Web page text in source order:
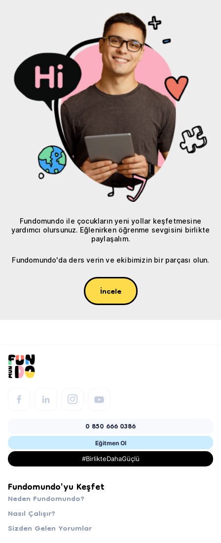
Fundomundo ile çocukların yeni yollar keşfetmesine
yardımcı olursunuz. Eğlenirken öğrenme sevgisini birlikte
paylaşalım.
Fundomundo'da ders verin ve ekibimizin bir parçası olun.
İncele
0 850 666 0386
Eğitmen Ol
#BirlikteDahaGüçlü
Fundomundo'yu Keşfet
Neden Fundomundo?
Nasıl Çalışır?
Sizden Gelen Yorumlar